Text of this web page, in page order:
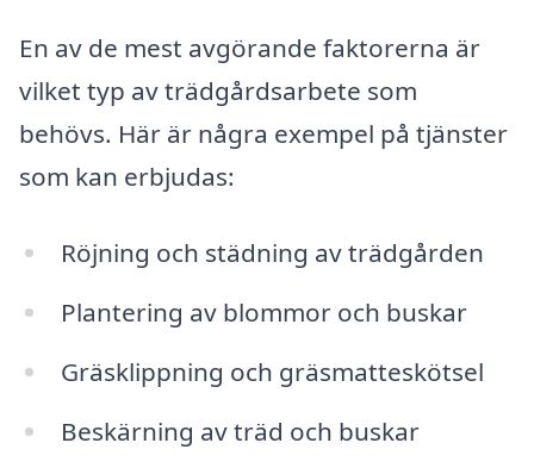
En av de mest avgörande faktorerna är
vilket typ av trädgårdsarbete som
behövs. Här är några exempel på tjänster
som kan erbjudas:
Röjning och städning av trädgården
Plantering av blommor och buskar
Gräsklippning och gräsmatteskötsel
Beskärning av träd och buskar